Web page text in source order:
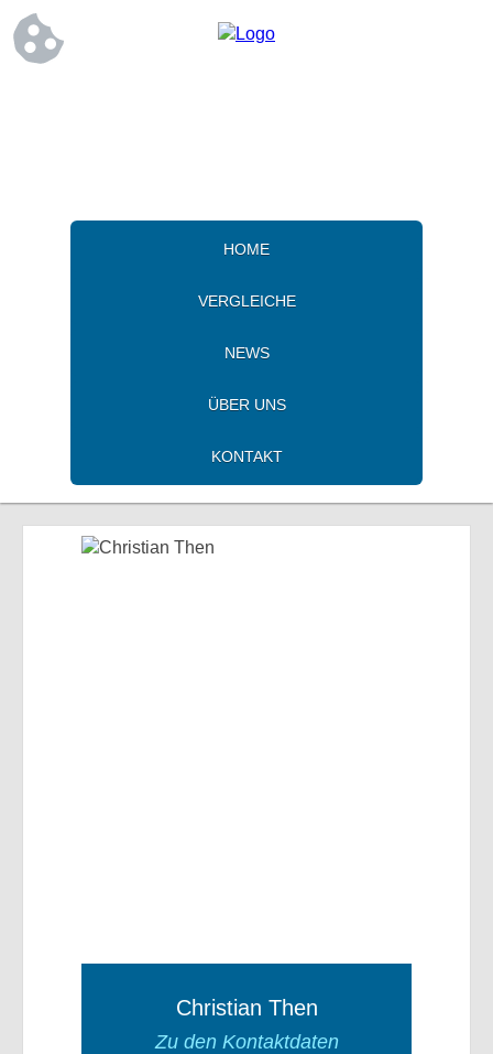
HOME
VERGLEICHE
NEWS
ÜBER UNS
KONTAKT
Christian Then
Zu den Kontaktdaten